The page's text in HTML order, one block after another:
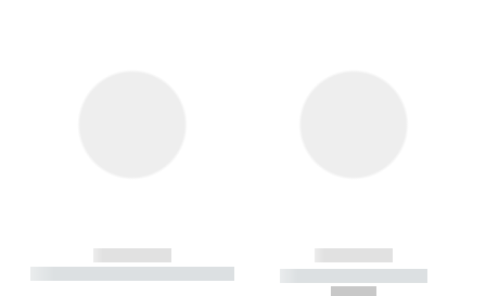
------------
----------- ----------- --------
------------
----------- -----------